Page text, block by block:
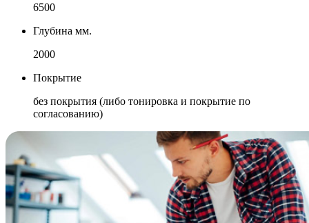
6500
Глубина мм.
2000
Покрытие
без покрытия (либо тонировка и покрытие по
согласованию)